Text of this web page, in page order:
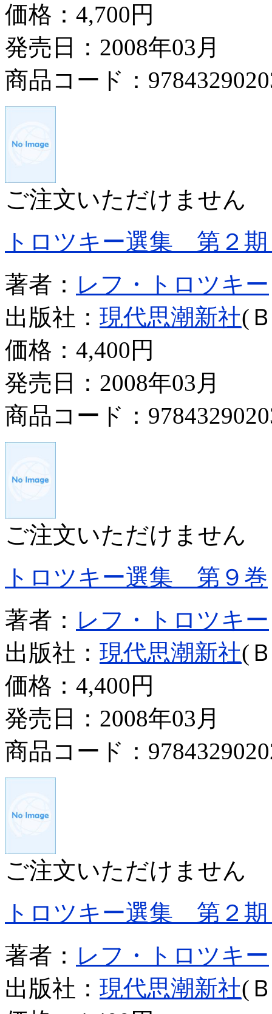
価格： 4,700円
発売日：2008年03月
商品コード：
ご注文いただけません
トロツキー選集 第２
著者： レフ・トロツキー
出版社： 現代思潮新社(
価格： 4,400円
発売日：2008年03月
商品コード：
ご注文いただけません
トロツキー選集 第９巻
著者： レフ・トロツキー
出版社： 現代思潮新社(
価格： 4,400円
発売日：2008年03月
商品コード：
ご注文いただけません
トロツキー選集 第２
著者： レフ・トロツキー
出版社： 現代思潮新社(